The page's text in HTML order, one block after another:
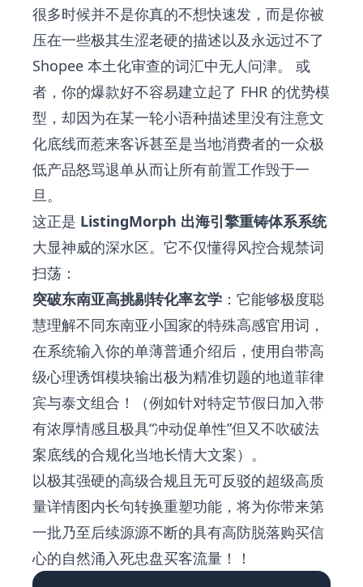
很多时候并不是你真的不想快速发，而是你被
压在一些极其生涩老硬的描述以及永远过不了
Shopee 本土化审查的词汇中无人问津。 或
者，你的爆款好不容易建立起了 FHR 的优势模
型，却因为在某一轮小语种描述里没有注意文
化底线而惹来客诉甚至是当地消费者的一众极
低产品怒骂退单从而让所有前置工作毁于一
旦。
这正是 ListingMorph 出海引擎重铸体系系统
大显神威的深水区。它不仅懂得风控合规禁词
扫荡：
突破东南亚高挑剔转化率玄学 ：它能够极度聪
慧理解不同东南亚小国家的特殊高感官用词，
在系统输入你的单薄普通介绍后，使用自带高
级心理诱饵模块输出极为精准切题的地道菲律
宾与泰文组合！（例如针对特定节假日加入带
有浓厚情感且极具“冲动促单性”但又不吹破法
案底线的合规化当地长情大文案）。
以极其强硬的高级合规且无可反驳的超级高质
量详情图内长句转换重塑功能，将为你带来第
一批乃至后续源源不断的具有高防脱落购买信
心的自然涌入死忠盘买客流量！！